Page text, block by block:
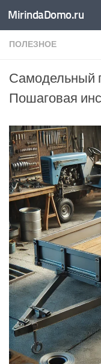
Перейти к
MirindaDomo.ru
ПОЛЕЗНОЕ
Самодельный
Пошаговая